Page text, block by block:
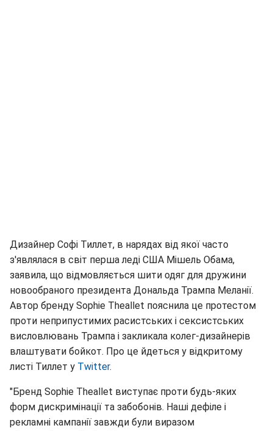
Дизайнер Софі Тиллет, в нарядах від якої часто
з'являлася в світ перша леді США Мішель Обама,
заявила, що відмовляється шити одяг для дружини
новообраного президента Дональда Трампа Меланії.
Автор бренду Sophie Theallet пояснила це протестом
проти неприпустимих расистських і сексистських
висловлювань Трампа і закликала колег-дизайнерів
влаштувати бойкот. Про це йдеться у відкритому
листі Тиллет у Twitter.
"Бренд Sophie Theallet виступає проти будь-яких
форм дискримінації та забобонів. Наші дефіле і
рекламні кампанії завжди були виразом